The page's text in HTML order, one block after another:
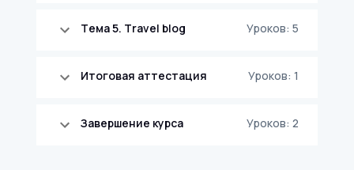
Тема 5. Travel blog Уроков: 5
Итоговая аттестация Уроков: 1
Завершение курса Уроков: 2